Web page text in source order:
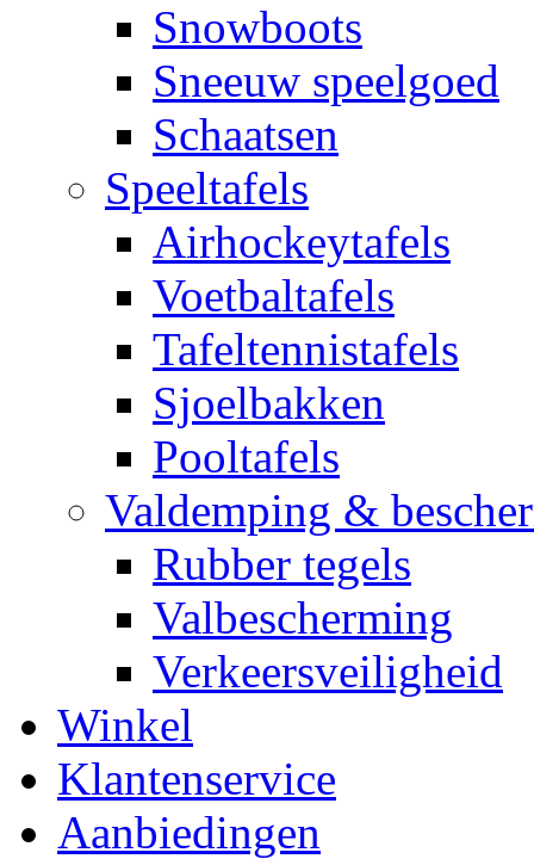
Snowboots
Sneeuw speelgoed
Schaatsen
Speeltafels
Airhockeytafels
Voetbaltafels
Tafeltennistafels
Sjoelbakken
Pooltafels
Valdemping &
Rubber tegels
Valbescherming
Verkeersveiligheid
Winkel
Klantenservice
Aanbiedingen